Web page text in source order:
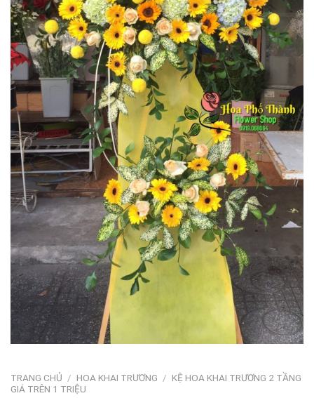
TRANG CHỦ / HOA KHAI TRƯƠNG / KỆ HOA KHAI TRƯƠNG 2 TẦNG
GIÁ TRÊN 1 TRIỆU